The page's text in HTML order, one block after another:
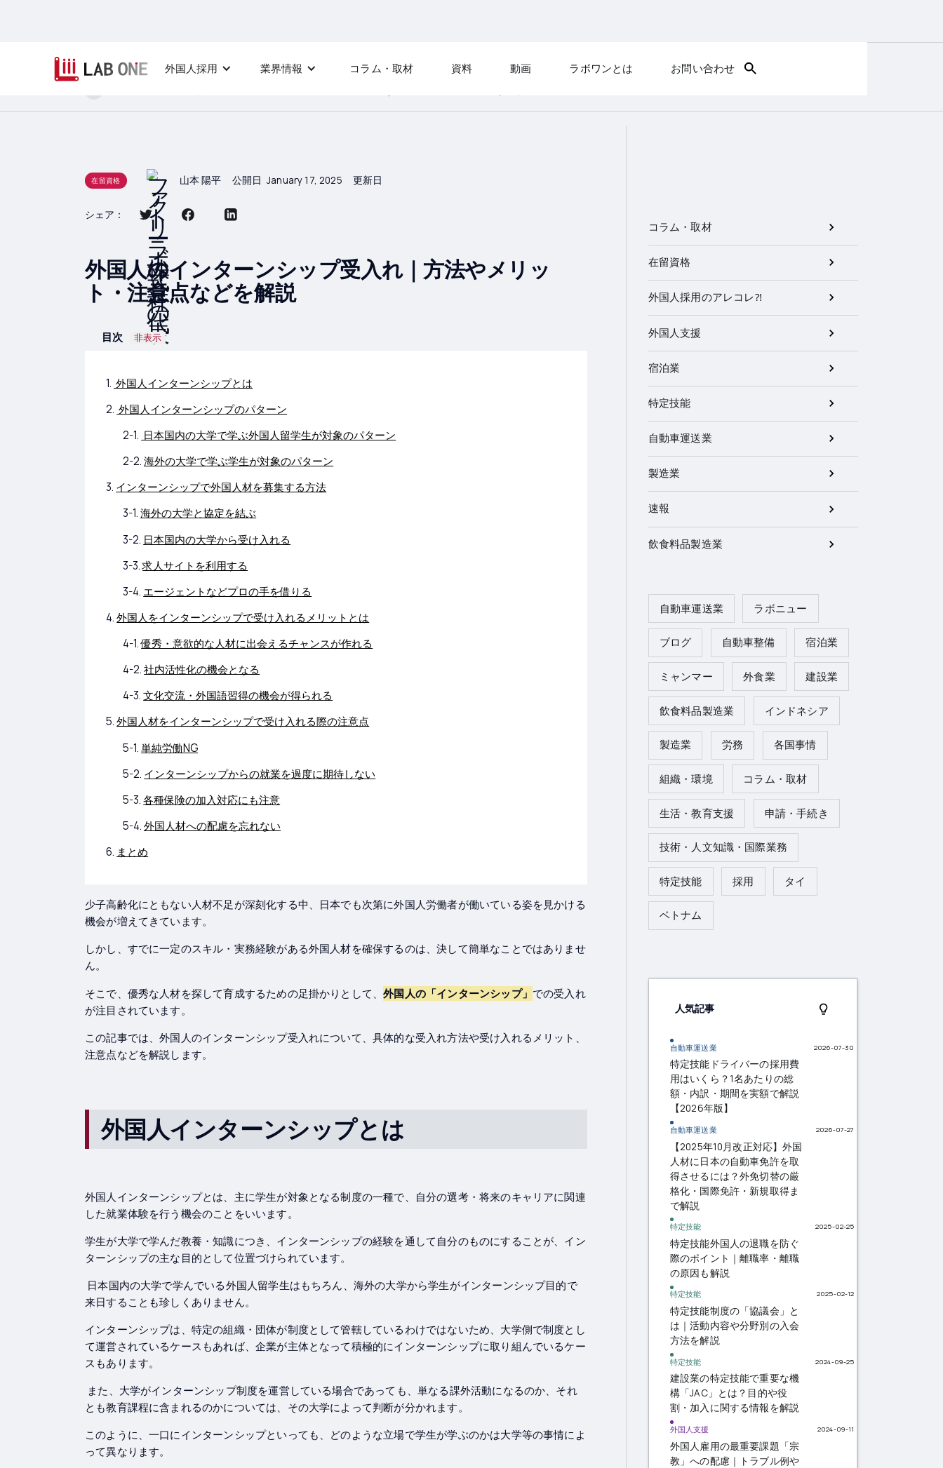
外国人採用 業界情報 コラム・取材 資料 動画 ラボワンとは お問い合わせ
在留資格 山本 陽平 公開日 January 17, 2025 更新日
シェア：
外国人のインターンシップ受入れ｜方法やメリッ
ト・注意点などを解説
目次 非表示
外国人インターンシップとは
外国人インターンシップのパターン
日本国内の大学で学ぶ外国人留学生が対象のパターン
海外の大学で学ぶ学生が対象のパターン
インターンシップで外国人材を募集する方法
海外の大学と協定を結ぶ
日本国内の大学から受け入れる
求人サイトを利用する
エージェントなどプロの手を借りる
外国人をインターンシップで受け入れるメリットとは
優秀・意欲的な人材に出会えるチャンスが作れる
社内活性化の機会となる
文化交流・外国語習得の機会が得られる
外国人材をインターンシップで受け入れる際の注意点
単純労働NG
インターンシップからの就業を過度に期待しない
各種保険の加入対応にも注意
外国人材への配慮を忘れない
まとめ
少子高齢化にともない人材不足が深刻化する中、日本でも次第に外国人労働者が働いている姿を見かける
機会が増えてきています。
しかし、すでに一定のスキル・実務経験がある外国人材を確保するのは、決して簡単なことではありませ
ん。
そこで、優秀な人材を探して育成するための足掛かりとして、外国人の「インターンシップ」 での受入れ
が注目されています。
この記事では、外国人のインターンシップ受入れについて、具体的な受入れ方法や受け入れるメリット、
注意点などを解説します。
外国人インターンシップとは
外国人インターンシップとは、主に学生が対象となる制度の一種で、自分の選考・将来のキャリアに関連
した就業体験を行う機会のことをいいます。
学生が大学で学んだ教養・知識につき、インターンシップの経験を通して自分のものにすることが、イン
ターンシップの主な目的として位置づけられています。
日本国内の大学で学んでいる外国人留学生はもちろん、海外の大学から学生がインターンシップ目的で
来日することも珍しくありません。
インターンシップは、特定の組織・団体が制度として管轄しているわけではないため、大学側で制度とし
て運営されているケースもあれば、企業が主体となって積極的にインターンシップに取り組んでいるケー
スもあります。
また、大学がインターンシップ制度を運営している場合であっても、単なる課外活動になるのか、それ
とも教育課程に含まれるのかについては、その大学によって判断が分かれます。
このように、一口にインターンシップといっても、どのような立場で学生が学ぶのかは大学等の事情によ
って異なります。
コラム・取材
在留資格
外国人採用のアレコレ⁈
外国人支援
宿泊業
特定技能
自動車運送業
製造業
速報
飲食料品製造業
自動車運送業 ラボニュー
ブログ 自動車整備 宿泊業
ミャンマー 外食業 建設業
飲食料品製造業 インドネシア
製造業 労務 各国事情
組織・環境 コラム・取材
生活・教育支援 申請・手続き
技術・人文知識・国際業務
特定技能 採用 タイ
ベトナム
人気記事
自動車運送業
特定技能ドライバーの採用費
用はいくら？1名あたりの総
額・内訳・期間を実額で解説
【2026年版】
2026-07-30
自動車運送業
【2025年10月改正対応】外国
人材に日本の自動車免許を取
得させるには？外免切替の厳
格化・国際免許・新規取得ま
で解説
2026-07-27
特定技能
特定技能外国人の退職を防ぐ
際のポイント｜離職率・離職
の原因も解説
2025-02-25
特定技能
特定技能制度の「協議会」と
は｜活動内容や分野別の入会
方法を解説
2025-02-12
特定技能
建設業の特定技能で重要な機
構「JAC」とは？目的や役
割・加入に関する情報を解説
2024-09-25
外国人支援
外国人雇用の最重要課題「宗
教」への配慮｜トラブル例や
2024-09-11